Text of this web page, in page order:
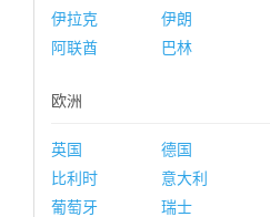
伊拉克
伊朗
阿联酋
巴林
欧洲
英国 德国
比利时
意大利
葡萄牙
瑞士